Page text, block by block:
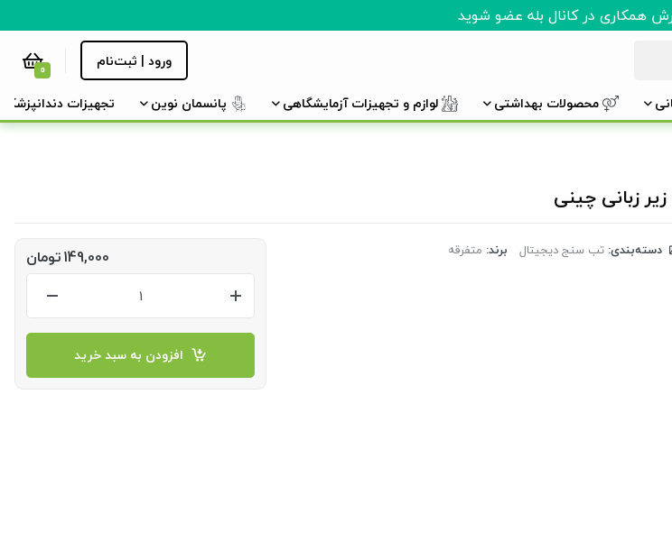
همکاری در کانال بله عضو شوید
ورود | ثبت‌نام 0
محصولات بهداشتی لوازم و تجهیزات آزمایشگاهی پانسمان نوین تجهیزات دندانپزشکی
زبانی چینی
دسته‌بندی: تب سنج دیجیتال برند: متفرقه 149,000تومان
افزودن به سبد خرید